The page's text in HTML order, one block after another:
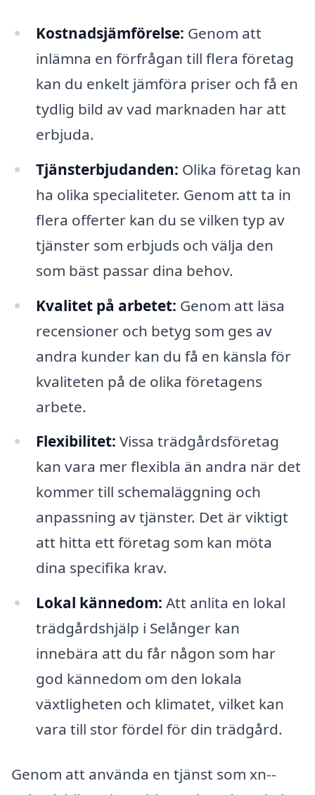
Kostnadsjämförelse: Genom att
inlämna en förfrågan till flera företag
kan du enkelt jämföra priser och få en
tydlig bild av vad marknaden har att
erbjuda.
Tjänsterbjudanden: Olika företag kan
ha olika specialiteter. Genom att ta in
flera offerter kan du se vilken typ av
tjänster som erbjuds och välja den
som bäst passar dina behov.
Kvalitet på arbetet: Genom att läsa
recensioner och betyg som ges av
andra kunder kan du få en känsla för
kvaliteten på de olika företagens
arbete.
Flexibilitet: Vissa trädgårdsföretag
kan vara mer flexibla än andra när det
kommer till schemaläggning och
anpassning av tjänster. Det är viktigt
att hitta ett företag som kan möta
dina specifika krav.
Lokal kännedom: Att anlita en lokal
trädgårdshjälp i Selånger kan
innebära att du får någon som har
god kännedom om den lokala
växtligheten och klimatet, vilket kan
vara till stor fördel för din trädgård.
Genom att använda en tjänst som xn--